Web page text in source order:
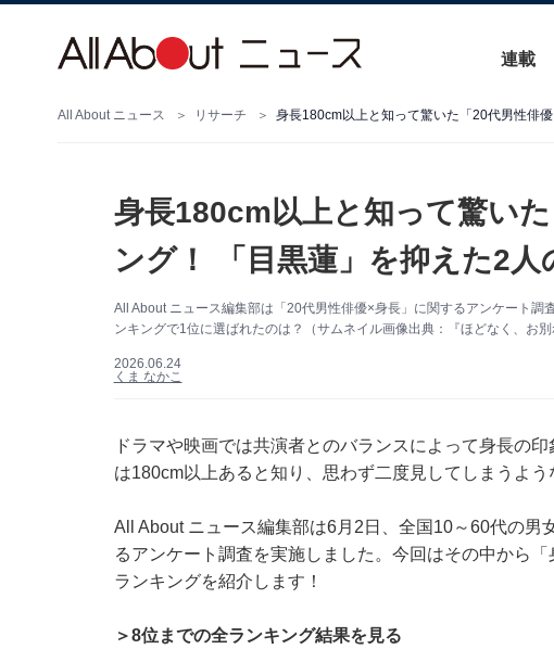
連載
All About ニュース リサーチ 身長180cm以上と知って驚いた「20代男性俳
身長180cm以上と知って驚い
ング！ 「目黒蓮」を抑えた2人
All About ニュース編集部は「20代男性俳優×身長」に関するアンケート
ンキングで1位に選ばれたのは？（サムネイル画像出典：『ほどなく、お別
2026.06.24
くま なかこ
ドラマや映画では共演者とのバランスによって身長の
は180cm以上あると知り、思わず二度見してしまうよう
All About ニュース編集部は6月2日、全国10～60代の男
るアンケート調査を実施しました。今回はその中から
ランキングを紹介します！
＞8位までの全ランキング結果を見る